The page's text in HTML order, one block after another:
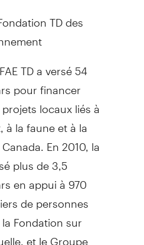
TD des
TD a versé 54
pour financer
locaux liés à
la faune et à la
En 2010, la
plus de 3,5
en appui à 970
de personnes
Fondation sur
et le Groupe